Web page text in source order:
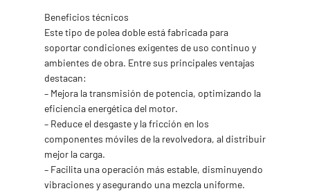
Beneficios técnicos
Este tipo de polea doble está fabricada para
soportar condiciones exigentes de uso continuo y
ambientes de obra. Entre sus principales ventajas
destacan:
– Mejora la transmisión de potencia, optimizando la
eficiencia energética del motor.
– Reduce el desgaste y la fricción en los
componentes móviles de la revolvedora, al distribuir
mejor la carga.
– Facilita una operación más estable, disminuyendo
vibraciones y asegurando una mezcla uniforme.